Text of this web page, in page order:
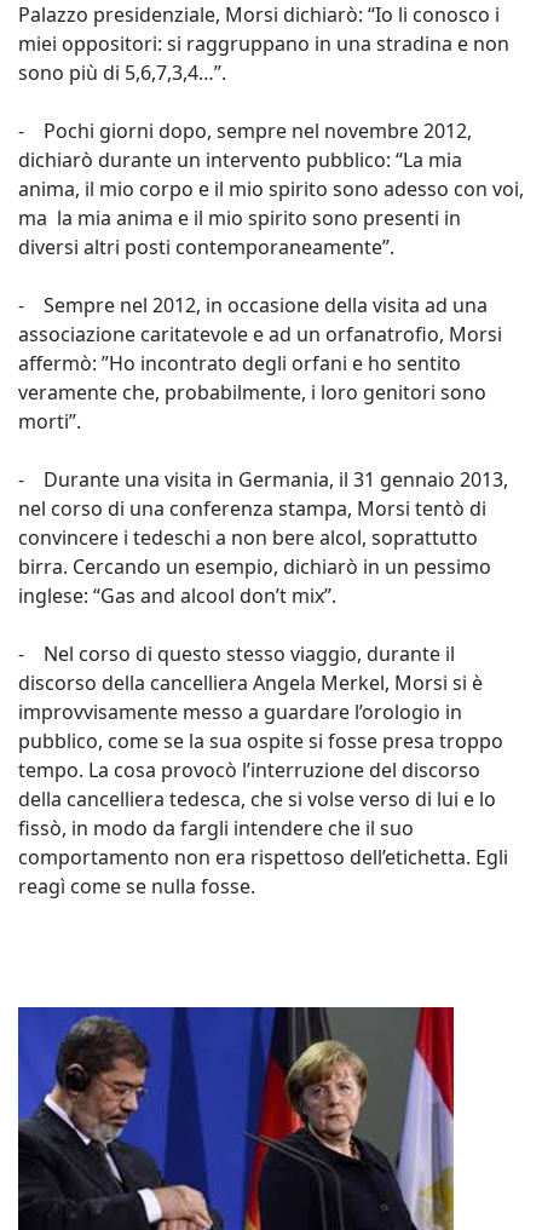
Palazzo presidenziale, Morsi dichiarò: “Io li conosco i
miei oppositori: si raggruppano in una stradina e non
sono più di 5,6,7,3,4…”.
- Pochi giorni dopo, sempre nel novembre 2012,
dichiarò durante un intervento pubblico: “La mia
anima, il mio corpo e il mio spirito sono adesso con voi,
ma la mia anima e il mio spirito sono presenti in
diversi altri posti contemporaneamente”.
- Sempre nel 2012, in occasione della visita ad una
associazione caritatevole e ad un orfanatrofio, Morsi
affermò: ”Ho incontrato degli orfani e ho sentito
veramente che, probabilmente, i loro genitori sono
morti”.
- Durante una visita in Germania, il 31 gennaio 2013,
nel corso di una conferenza stampa, Morsi tentò di
convincere i tedeschi a non bere alcol, soprattutto
birra. Cercando un esempio, dichiarò in un pessimo
inglese: “Gas and alcool don’t mix”.
- Nel corso di questo stesso viaggio, durante il
discorso della cancelliera Angela Merkel, Morsi si è
improvvisamente messo a guardare l’orologio in
pubblico, come se la sua ospite si fosse presa troppo
tempo. La cosa provocò l’interruzione del discorso
della cancelliera tedesca, che si volse verso di lui e lo
fissò, in modo da fargli intendere che il suo
comportamento non era rispettoso dell’etichetta. Egli
reagì come se nulla fosse.